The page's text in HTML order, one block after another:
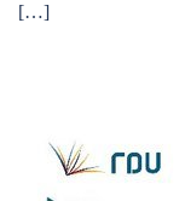
[…]